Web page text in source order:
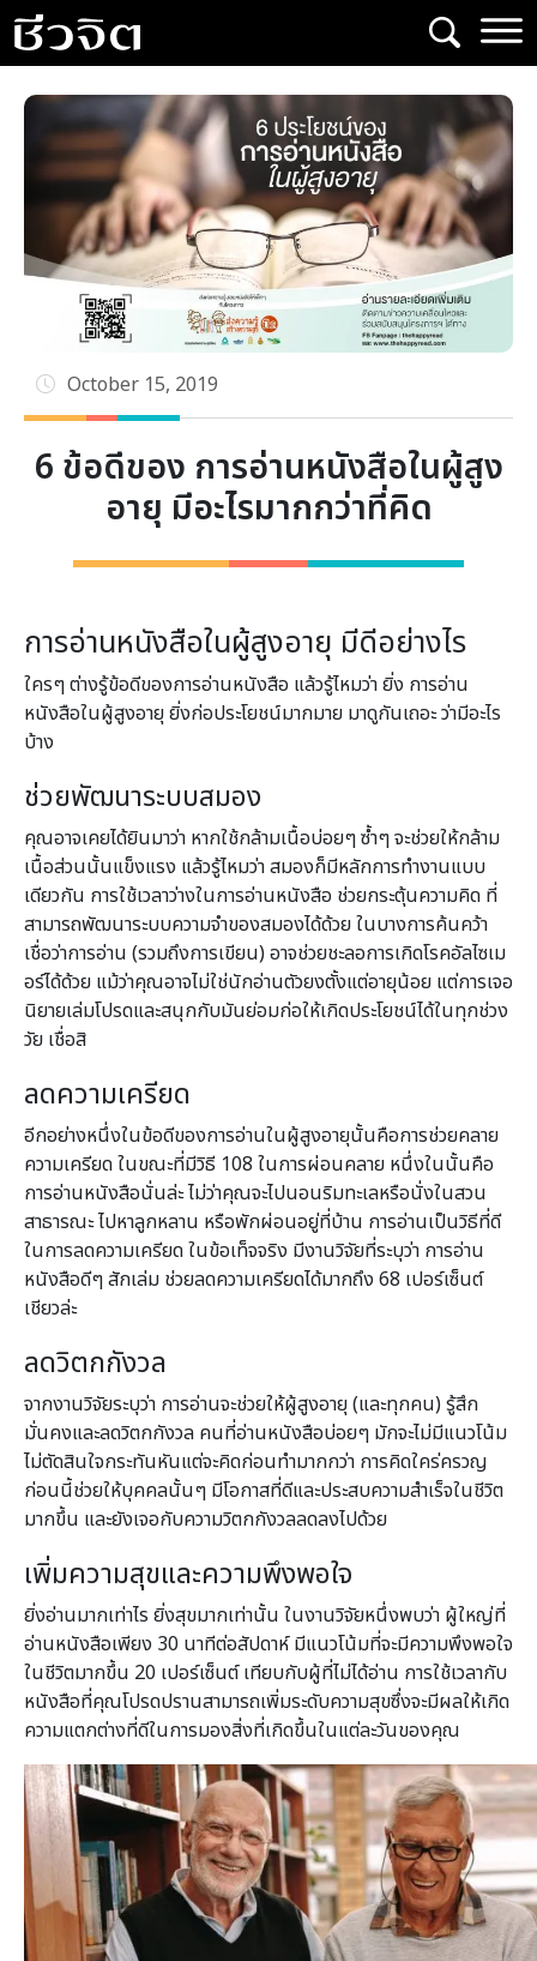
Skip
to
content
October 15, 2019
6 ข้อดีของ การอ่านหนังสือในผู้สูง
อายุ มีอะไรมากกว่าที่คิด
การอ่านหนังสือในผู้สูงอายุ มีดีอย่างไร
ใครๆ ต่างรู้ข้อดีของการอ่านหนังสือ แล้วรู้ไหมว่า ยิ่ง การอ่าน
หนังสือในผู้สูงอายุ ยิ่งก่อประโยชน์มากมาย มาดูกันเถอะ ว่ามีอะไร
บ้าง
ช่วยพัฒนาระบบสมอง
คุณอาจเคยได้ยินมาว่า หากใช้กล้ามเนื้อบ่อยๆ ซ้ำๆ จะช่วยให้กล้าม
เนื้อส่วนนั้นแข็งแรง แล้วรู้ไหมว่า สมองก็มีหลักการทำงานแบบ
เดียวกัน การใช้เวลาว่างในการอ่านหนังสือ ช่วยกระตุ้นความคิด ที่
สามารถพัฒนาระบบความจำของสมองได้ด้วย ในบางการค้นคว้า
เชื่อว่าการอ่าน (รวมถึงการเขียน) อาจช่วยชะลอการเกิดโรคอัลไซเม
อร์ได้ด้วย แม้ว่าคุณอาจไม่ใช่นักอ่านตัวยงตั้งแต่อายุน้อย แต่การเจอ
นิยายเล่มโปรดและสนุกกับมันย่อมก่อให้เกิดประโยชน์ได้ในทุกช่วง
วัย เชื่อสิ
ลดความเครียด
อีกอย่างหนึ่งในข้อดีของการอ่านในผู้สูงอายุนั้นคือการช่วยคลาย
ความเครียด ในขณะที่มีวิธี 108 ในการผ่อนคลาย หนึ่งในนั้นคือ
การอ่านหนังสือนั่นล่ะ ไม่ว่าคุณจะไปนอนริมทะเลหรือนั่งในสวน
สาธารณะ ไปหาลูกหลาน หรือพักผ่อนอยู่ที่บ้าน การอ่านเป็นวิธีที่ดี
ในการลดความเครียด ในข้อเท็จจริง มีงานวิจัยที่ระบุว่า การอ่าน
หนังสือดีๆ สักเล่ม ช่วยลดความเครียดได้มากถึง 68 เปอร์เซ็นต์
เชียวล่ะ
ลดวิตกกังวล
จากงานวิจัยระบุว่า การอ่านจะช่วยให้ผู้สูงอายุ (และทุกคน) รู้สึก
มั่นคงและลดวิตกกังวล คนที่อ่านหนังสือบ่อยๆ มักจะไม่มีแนวโน้ม
ไม่ตัดสินใจกระทันหันแต่จะคิดก่อนทำมากกว่า การคิดใคร่ครวญ
ก่อนนี้ช่วยให้บุคคลนั้นๆ มีโอกาสที่ดีและประสบความสำเร็จในชีวิต
มากขึ้น และยังเจอกับความวิตกกังวลลดลงไปด้วย
เพิ่มความสุขและความพึงพอใจ
ยิ่งอ่านมากเท่าไร ยิ่งสุขมากเท่านั้น ในงานวิจัยหนึ่งพบว่า ผู้ใหญ่ที่
อ่านหนังสือเพียง 30 นาทีต่อสัปดาห์ มีแนวโน้มที่จะมีความพึงพอใจ
ในชีวิตมากขึ้น 20 เปอร์เซ็นต์ เทียบกับผู้ที่ไม่ได้อ่าน การใช้เวลากับ
หนังสือที่คุณโปรดปรานสามารถเพิ่มระดับความสุขซึ่งจะมีผลให้เกิด
ความแตกต่างที่ดีในการมองสิ่งที่เกิดขึ้นในแต่ละวันของคุณ